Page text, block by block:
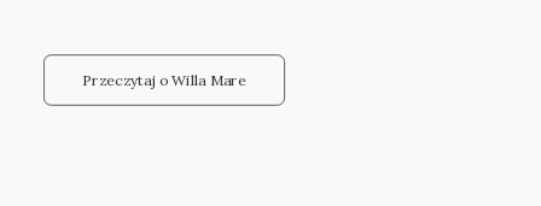
Przeczytaj o Willa Mare